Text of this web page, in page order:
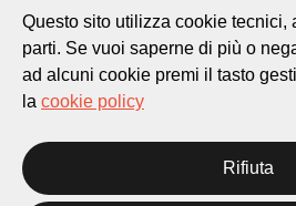
t. +41 58 866 68
Sito
lugano.ch
Privacy Policy
Credits
Homepage
Questo sito utilizza cookie tecnici,
parti. Se vuoi saperne di più o
ad alcuni cookie premi il tasto
la cookie policy
Rifiuta